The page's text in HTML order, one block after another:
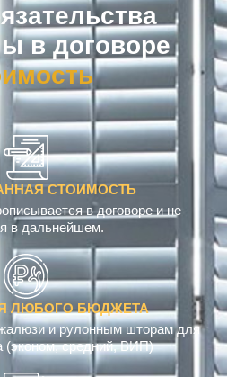
в договоре
енсация
СТОИМОСТЬ
в договоре и не
в дальнейшем.
ЛЮБОГО БЮДЖЕТА
и рулонным шторам для
(эконом, средний, ВИП)